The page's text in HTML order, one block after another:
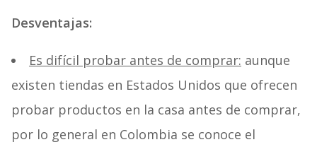
Desventajas:
Es difícil probar antes de comprar: aunque
existen tiendas en Estados Unidos que ofrecen
probar productos en la casa antes de comprar,
por lo general en Colombia se conoce el